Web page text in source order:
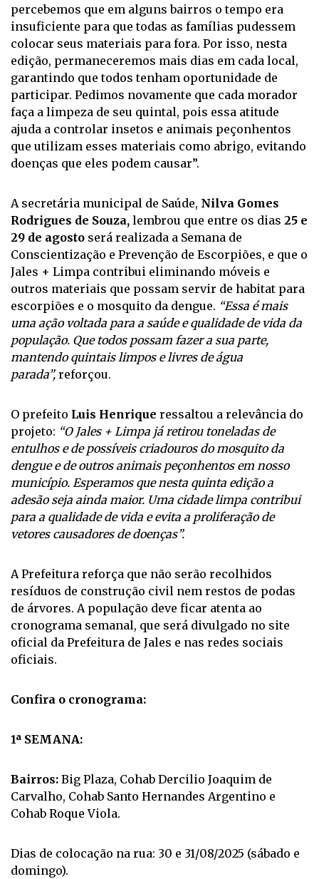
percebemos que em alguns bairros o tempo era
insuficiente para que todas as famílias pudessem
colocar seus materiais para fora. Por isso, nesta
edição, permaneceremos mais dias em cada local,
garantindo que todos tenham oportunidade de
participar. Pedimos novamente que cada morador
faça a limpeza de seu quintal, pois essa atitude
ajuda a controlar insetos e animais peçonhentos
que utilizam esses materiais como abrigo, evitando
doenças que eles podem causar”.
A secretária municipal de Saúde, Nilva Gomes
Rodrigues de Souza, lembrou que entre os dias 25 e
29 de agosto será realizada a Semana de
Conscientização e Prevenção de Escorpiões, e que o
Jales + Limpa contribui eliminando móveis e
outros materiais que possam servir de habitat para
escorpiões e o mosquito da dengue. “Essa é mais
uma ação voltada para a saúde e qualidade de vida da
população. Que todos possam fazer a sua parte,
mantendo quintais limpos e livres de água
parada”, reforçou.
O prefeito Luis Henrique ressaltou a relevância do
projeto: “O Jales + Limpa já retirou toneladas de
entulhos e de possíveis criadouros do mosquito da
dengue e de outros animais peçonhentos em nosso
município. Esperamos que nesta quinta edição a
adesão seja ainda maior. Uma cidade limpa contribui
para a qualidade de vida e evita a proliferação de
vetores causadores de doenças”.
A Prefeitura reforça que não serão recolhidos
resíduos de construção civil nem restos de podas
de árvores. A população deve ficar atenta ao
cronograma semanal, que será divulgado no site
oficial da Prefeitura de Jales e nas redes sociais
oficiais.
Confira o cronograma:
1ª SEMANA:
Bairros: Big Plaza, Cohab Dercilio Joaquim de
Carvalho, Cohab Santo Hernandes Argentino e
Cohab Roque Viola.
Dias de colocação na rua: 30 e 31/08/2025 (sábado e
domingo).